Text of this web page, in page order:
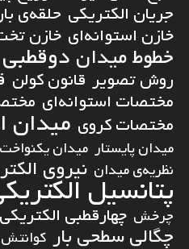
جریان الکتریکی حلقه‌ی
خازن استوانه‌ای خازن
خطوط میدان
روش تصویر قانون کولن
مختصات استوانه‌ای
مختصات کروی میدان
میدان پایستار میدان یکنواخت
نظریه‌ی میدان نیرویپتانسیل
چرخش چهارقطبی الکتریکی
چگالی سطحی بار کوانتش